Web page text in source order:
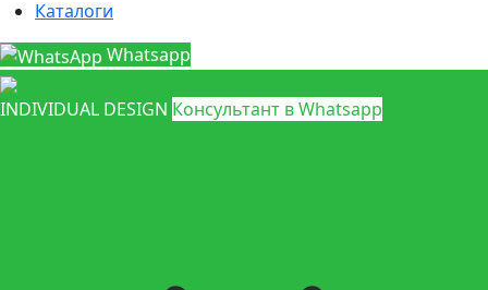
Каталоги
Whatsapp
INDIVIDUAL DESIGN Консультант в Whatsapp